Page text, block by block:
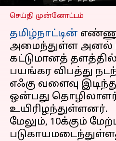
செய்தி முன்னோட்டம்
தமிழ்நாட்டின்
அமைந்துள்ள அனல்
கட்டுமானத்
பயங்கர விபத்து
எஃகு வளைவு
ஒன்பது
உயிரிழந்துள்ளனர்.
மேலும், 10க்கும்